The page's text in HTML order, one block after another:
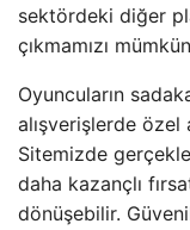
sektördeki diğer
çıkmamızı
Oyuncuların
alışverişlerde özel
Sitemizde
daha kazançlı
dönüşebilir.